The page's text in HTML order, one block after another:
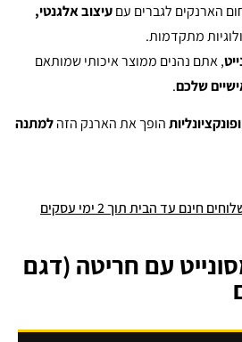
הארנקים לגברים עםעיצוב אלגנטי,
מתקדמות.
, אתם נהנים ממוצר איכותי שמותאם
שלכם.
הופך את הארנק הזהלמתנה
עד הבית תוך 2 ימי עסקים
עם חריטה (דגם